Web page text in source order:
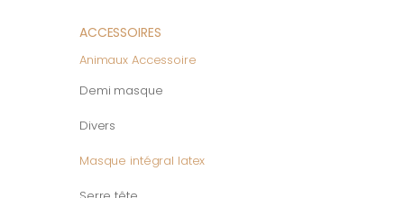
ACCESSOIRES
Animaux Accessoire
Demi masque
Divers
Masque intégral latex